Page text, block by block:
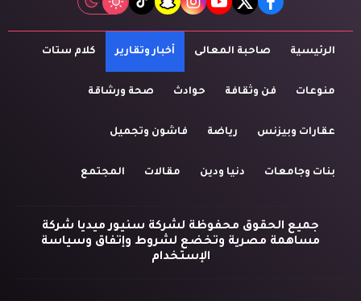
facebook
twitter
youtube
instagram
snapchat
tiktok
الرئيسية صاحبة المعالى أخبار وتقارير كلام ستات
منوعات فن وثقافة حوادث صحة ورشاقة
عقارات وبيزنس رياضة فاشون وتجميل
بنات وجامعات دنيا ودين مقالات المجتمع
جميع الحقوق محفوظة لشركة سنيور ميديا شركة
مساهمة مصرية وتخضع لشروط وإتفاق وسياسة
الإستخدام